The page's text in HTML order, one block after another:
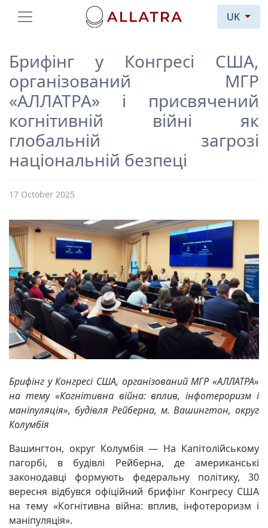
UK
Брифінг у Конгресі США,
організований МГР
«АЛЛАТРА» і присвячений
когнітивній війні як
глобальній загрозі
національній безпеці
17 October 2025
Брифінг у Конгресі США, організований МГР «АЛЛАТРА»
на тему «Когнітивна війна: вплив, інфотероризм і
маніпуляція», будівля Рейберна, м. Вашингтон, округ
Колумбія
Вашингтон, округ Колумбія — На Капітолійському
пагорбі, в будівлі Рейберна, де американські
законодавці формують федеральну політику, 30
вересня відбувся офіційний брифінг Конгресу США
на тему «Когнітивна війна: вплив, інфотероризм і
маніпуляція».